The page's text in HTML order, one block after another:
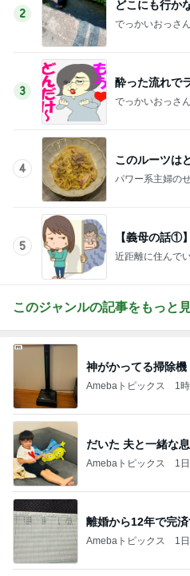
2
どこにも行か
でっかいおっさ
3
酔った流れで
でっかいおっさ
4
このルーツは
パワー系主婦の
5
【義母の話①
近距離に住んで
このジャンルの記事をもっと
神がかってる掃除機
Amebaトピックス 1
だいた 夫と一緒な
Amebaトピックス 1
離婚から12年で完
Amebaトピックス 1